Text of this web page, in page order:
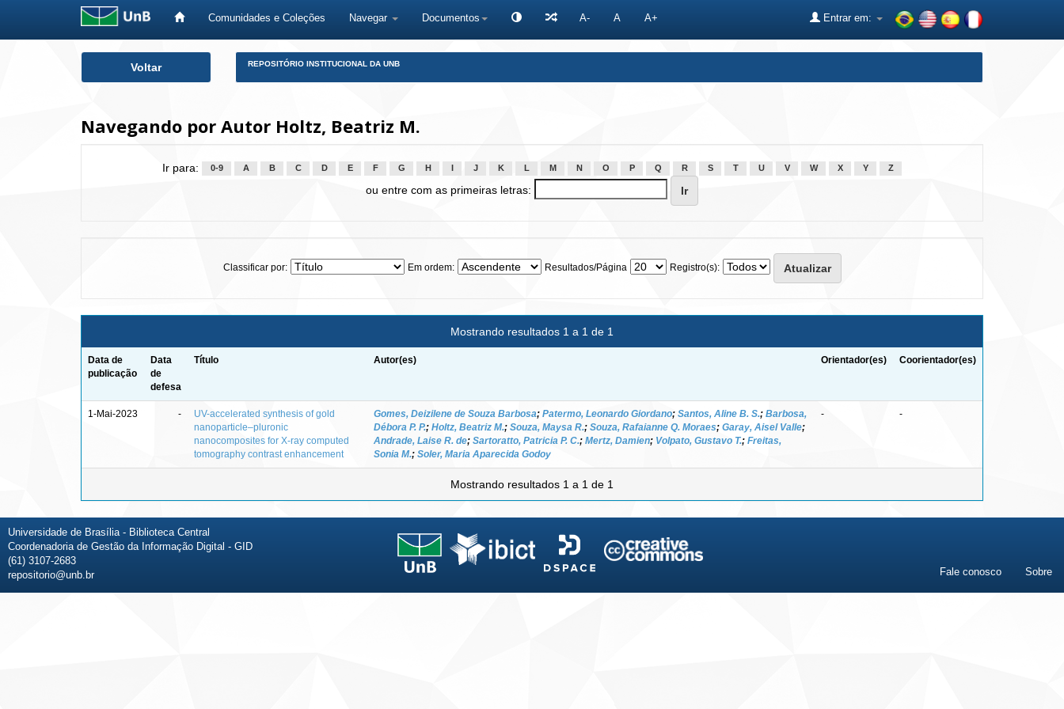
Comunidades e Coleções Navegar Documentos A- A A+ Entrar em:
Voltar REPOSITÓRIO INSTITUCIONAL DA UNB
Navegando por Autor Holtz, Beatriz M.
Ir para: 0-9 A B C D E F G H J K L M N O P Q R S T U V W X Y Z
ou entre com as primeiras letras:
Classificar por: Em ordem: Resultados/Página Registro(s):
Mostrando resultados 1 a 1 de 1
Data de
publicação
Data
de
defesa
Título Autor(es) Orientador(es) Coorientador(es)
1-Mai-2023 -
UV-accelerated synthesis of gold
nanoparticle–pluronic
nanocomposites for X-ray computed
tomography contrast enhancement
Gomes, Deizilene de Souza Barbosa; Patermo, Leonardo Giordano; Santos, Aline B. S.; Barbosa,
Débora P. P.; Holtz, Beatriz M.; Souza, Maysa R.; Souza, Rafaianne Q. Moraes; Garay, Aisel Valle;
Andrade, Laise R. de; Sartoratto, Patricia P. C.; Mertz, Damien; Volpato, Gustavo T.; Freitas,
Sonia M.; Soler, Maria Aparecida Godoy
- -
Mostrando resultados 1 a 1 de 1
Universidade de Brasília - Biblioteca Central
Coordenadoria de Gestão da Informação Digital - GID
(61) 3107-2683
repositorio@unb.br
Fale conosco Sobre